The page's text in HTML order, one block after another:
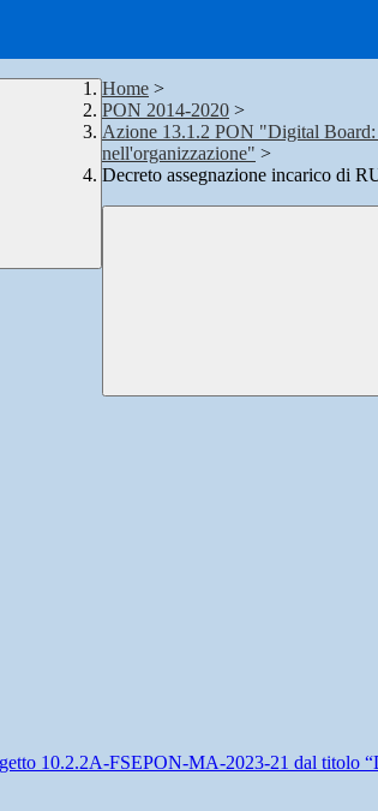
Home >
PON 2014-2020 >
Azione 13.1.2 PON "Digital Board:
nell'organizzazione" >
Decreto assegnazione incarico di
10.2.2A-FSEPON-MA-2023-21 dal